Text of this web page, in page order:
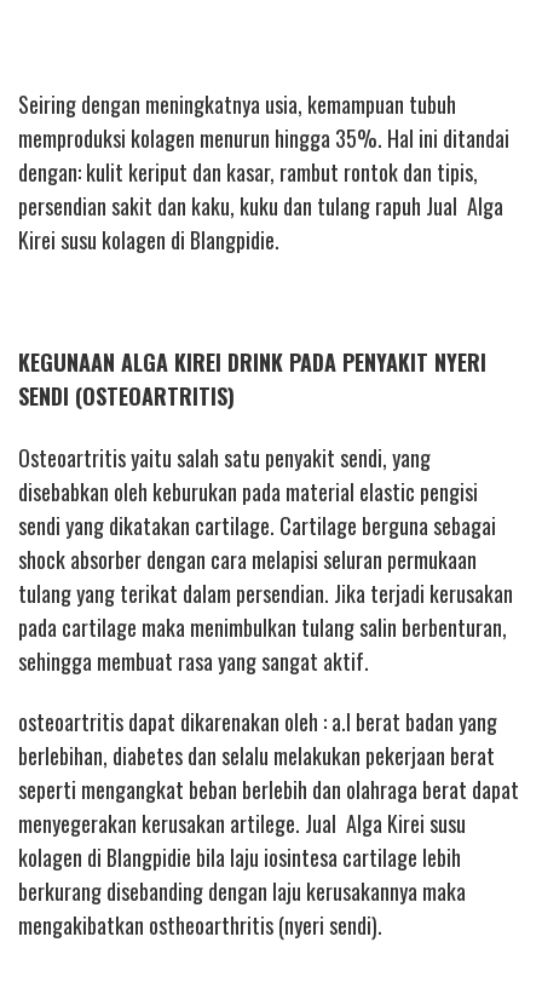
Seiring dengan meningkatnya usia, kemampuan tubuh
memproduksi kolagen menurun hingga 35%. Hal ini ditandai
dengan: kulit keriput dan kasar, rambut rontok dan tipis,
persendian sakit dan kaku, kuku dan tulang rapuh Jual Alga
Kirei susu kolagen di Blangpidie.
KEGUNAAN ALGA KIREI DRINK PADA PENYAKIT NYERI
SENDI (OSTEOARTRITIS)
Osteoartritis yaitu salah satu penyakit sendi, yang
disebabkan oleh keburukan pada material elastic pengisi
sendi yang dikatakan cartilage. Cartilage berguna sebagai
shock absorber dengan cara melapisi seluran permukaan
tulang yang terikat dalam persendian. Jika terjadi kerusakan
pada cartilage maka menimbulkan tulang salin berbenturan,
sehingga membuat rasa yang sangat aktif.
osteoartritis dapat dikarenakan oleh : a.l berat badan yang
berlebihan, diabetes dan selalu melakukan pekerjaan berat
seperti mengangkat beban berlebih dan olahraga berat dapat
menyegerakan kerusakan artilege. Jual Alga Kirei susu
kolagen di Blangpidie bila laju iosintesa cartilage lebih
berkurang disebanding dengan laju kerusakannya maka
mengakibatkan ostheoarthritis (nyeri sendi).